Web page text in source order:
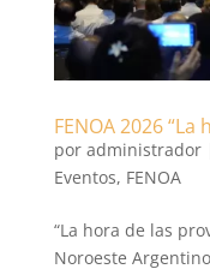
FENOA 2026
por administrador
Eventos, FENOA
“La hora de las
Noroeste